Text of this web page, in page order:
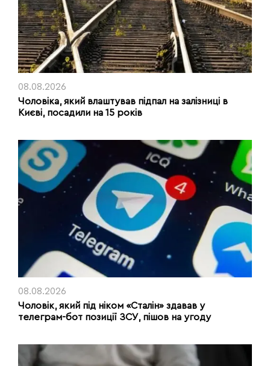
08.08.2026
Чоловіка, який влаштував підпал на залізниці в
Києві, посадили на 15 років
08.08.2026
Чоловік, який під ніком «Сталін» здавав у
телеграм-бот позиції ЗСУ, пішов на угоду